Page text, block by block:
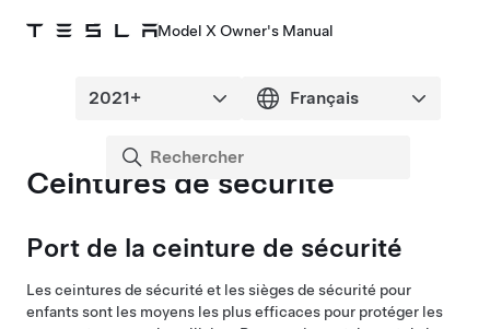
Model X Owner's Manual
Ceintures de sécurité
Port de la ceinture de sécurité
Les ceintures de sécurité et les sièges de sécurité pour
enfants sont les moyens les plus efficaces pour protéger les